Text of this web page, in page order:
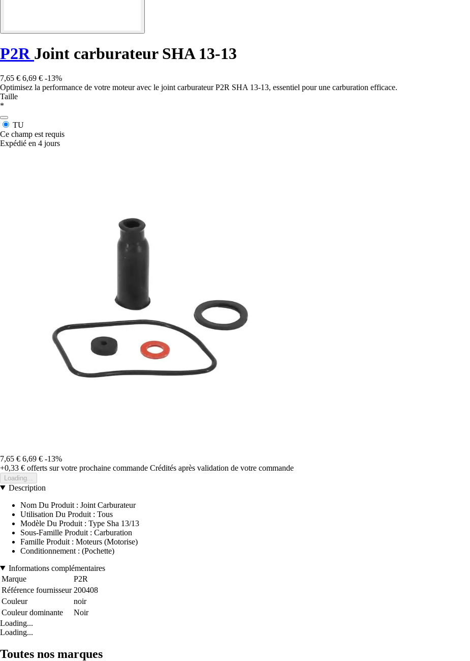
P2R Joint carburateur SHA 13-13
7,65 € 6,69 € -13%
Optimisez la performance de votre moteur avec le joint carburateur P2R SHA 13-13, essentiel pour une carburation efficace.
Taille
*
TU
Ce champ est requis
Expédié en 4 jours
7,65 € 6,69 € -13%
+0,33 € offerts sur votre prochaine commande Crédités après validation de votre commande
Loading...
Description
Nom Du Produit : Joint Carburateur
Utilisation Du Produit : Tous
Modèle Du Produit : Type Sha 13/13
Sous-Famille Produit : Carburation
Famille Produit : Moteurs (Motorise)
Conditionnement : (Pochette)
Informations complémentaires
Marque
P2R
Référence fournisseur 200408
Couleur
noir
Couleur dominante
Noir
Loading...
Loading...
Toutes nos marques